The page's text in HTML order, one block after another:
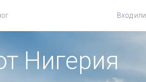
Вход или
Нигерия